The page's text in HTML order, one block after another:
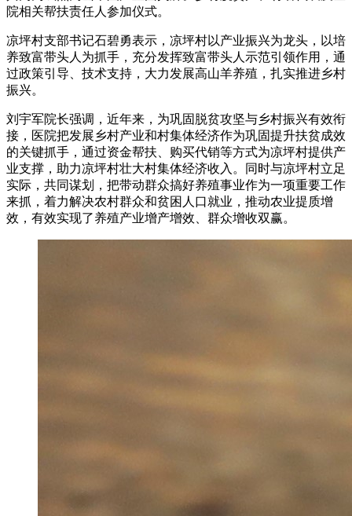
院相关帮扶责任人参加仪式。
凉坪村支部书记石碧勇表示，凉坪村以产业振兴为龙头，以培
养致富带头人为抓手，充分发挥致富带头人示范引领作用，通
过政策引导、技术支持，大力发展高山羊养殖，扎实推进乡村
振兴。
刘宇军院长强调，近年来，为巩固脱贫攻坚与乡村振兴有效衔
接，医院把发展乡村产业和村集体经济作为巩固提升扶贫成效
的关键抓手，通过资金帮扶、购买代销等方式为凉坪村提供产
业支撑，助力凉坪村壮大村集体经济收入。同时与凉坪村立足
实际，共同谋划，把带动群众搞好养殖事业作为一项重要工作
来抓，着力解决农村群众和贫困人口就业，推动农业提质增
效，有效实现了养殖产业增产增效、群众增收双赢。